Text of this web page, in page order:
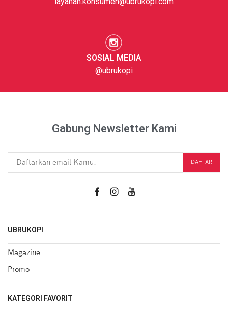
SOSIAL MEDIA
@ubrukopi
Gabung Newsletter Kami
UBRUKOPI
Magazine
Promo
KATEGORI FAVORIT